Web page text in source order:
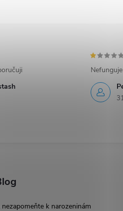
Nefunguje
k narozeninám